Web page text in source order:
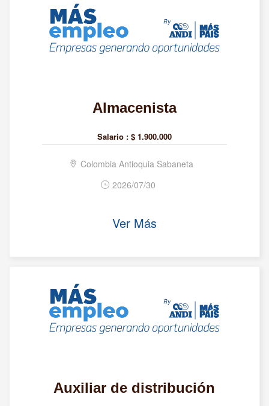
Almacenista
Salario : $ 1.900.000
Colombia Antioquia Sabaneta
2026/07/30
Ver Más
Auxiliar de distribución